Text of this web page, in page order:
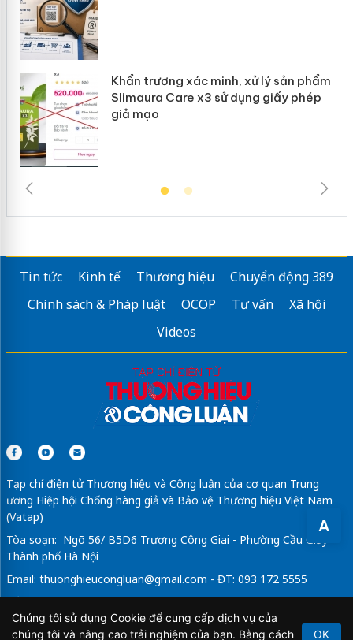
A
Khẩn trương xác minh, xử lý sản phẩm
Slimaura Care x3 sử dụng giấy phép
giả mạo
Tin tức Kinh tế Thương hiệu
Chuyển động 389
Chính sách & Pháp luật
OCOP Tư vấn
Xã hội
Videos
Tạp chí điện tử Thương hiệu và Công luận của cơ quan Trung
ương Hiệp hội Chống hàng giả và Bảo vệ Thương hiệu Việt Nam
(Vatap)
Tòa soạn: Ngõ 56/ B5D6 Trương Công Giai - Phường Cầu Giấy -
Thành phố Hà Nội
Email: thuonghieucongluan@gmail.com - ĐT: 093 172 5555
Tổng Biên Tập: Vũ Đức Thuận
Giấy phép hoạt động báo chí điện tử số 64/GP-BTTTT do Bộ
Chúng tôi sử dụng Cookie để cung cấp dịch vụ của
chúng tôi và nâng cao trải nghiệm của bạn. Bằng cách
OK